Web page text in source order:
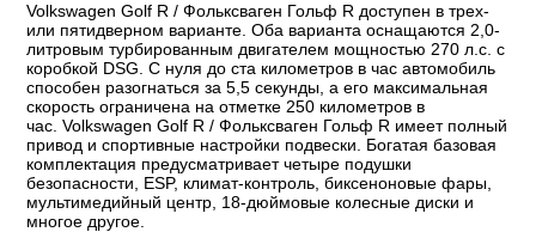
Volkswagen Golf R / Фольксваген Гольф R доступен в трех-
или пятидверном варианте. Оба варианта оснащаются 2,0-
литровым турбированным двигателем мощностью 270 л.с. с
коробкой DSG. С нуля до ста километров в час автомобиль
способен разогнаться за 5,5 секунды, а его максимальная
скорость ограничена на отметке 250 километров в
час. Volkswagen Golf R / Фольксваген Гольф R имеет полный
привод и спортивные настройки подвески. Богатая базовая
комплектация предусматривает четыре подушки
безопасности, ESP, климат-контроль, биксеноновые фары,
мультимедийный центр, 18-дюймовые колесные диски и
многое другое.